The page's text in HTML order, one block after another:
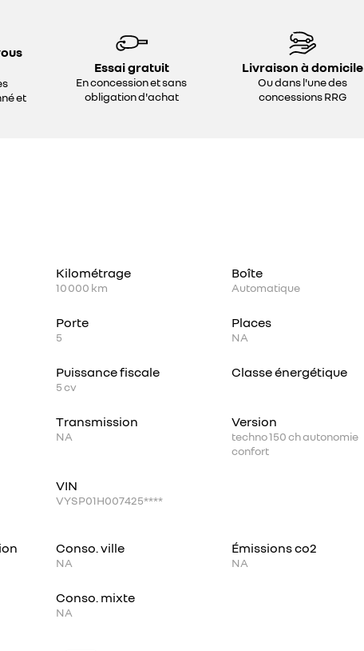
et
Essai gratuit
En concession et sans
obligation d'achat
Livraison à domicile
Ou dans l'une des
concessions RRG
Kilométrage
10 000 km
Boîte
Automatique
Porte
5
Places
NA
Puissance fiscale
5cv
Classe énergétique
Transmission
NA
Version
techno 150 ch autonomie
confort
VIN
VYSP01H007425****
Conso. ville
NA
Émissions co2
NA
Conso. mixte
NA